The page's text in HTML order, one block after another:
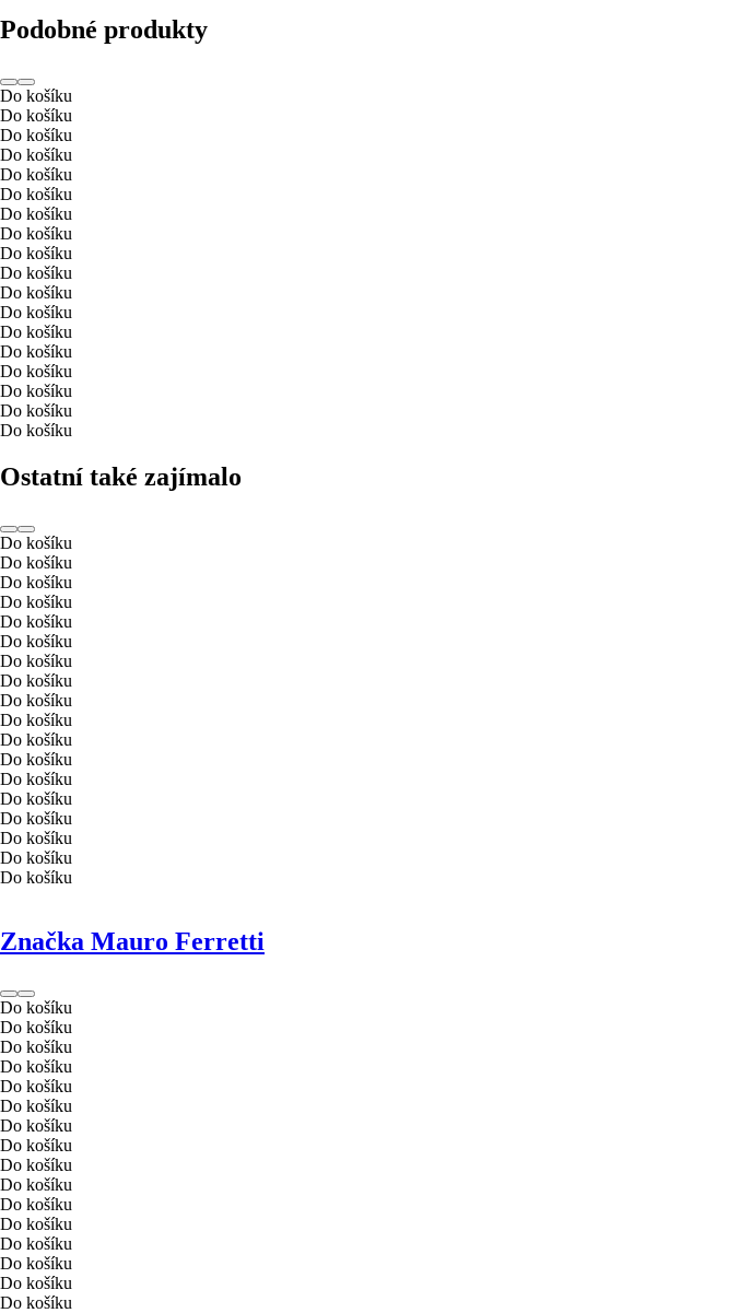
Podobné produkty
Do košíku
Do košíku
Do košíku
Do košíku
Do košíku
Do košíku
Do košíku
Do košíku
Do košíku
Do košíku
Do košíku
Do košíku
Do košíku
Do košíku
Do košíku
Do košíku
Do košíku
Do košíku
Ostatní také zajímalo
Do košíku
Do košíku
Do košíku
Do košíku
Do košíku
Do košíku
Do košíku
Do košíku
Do košíku
Do košíku
Do košíku
Do košíku
Do košíku
Do košíku
Do košíku
Do košíku
Do košíku
Do košíku
Značka Mauro Ferretti
Do košíku
Do košíku
Do košíku
Do košíku
Do košíku
Do košíku
Do košíku
Do košíku
Do košíku
Do košíku
Do košíku
Do košíku
Do košíku
Do košíku
Do košíku
Do košíku